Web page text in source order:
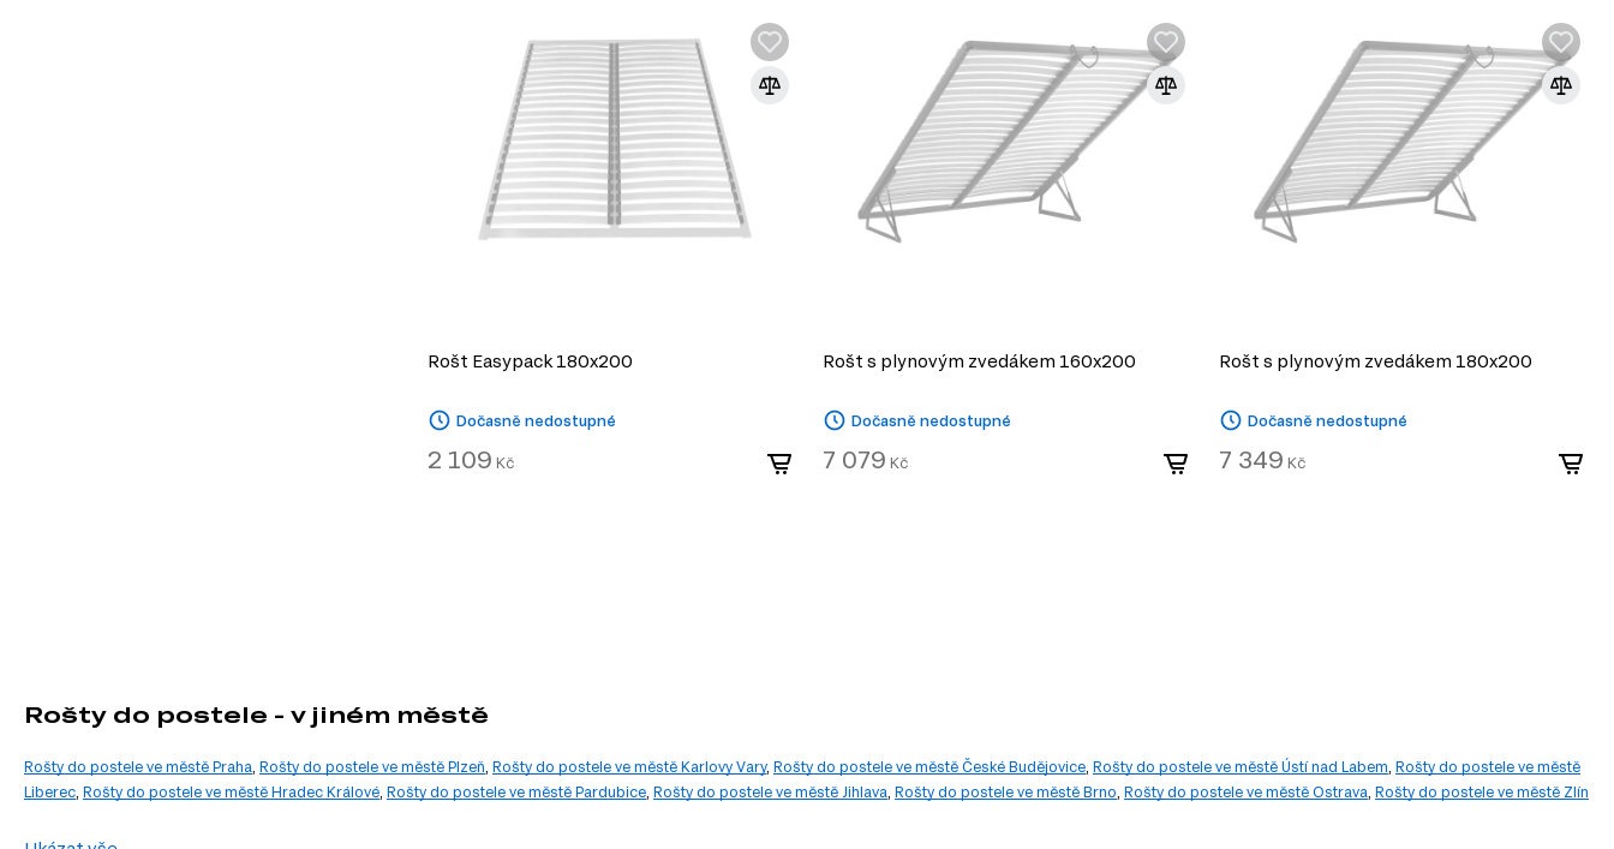
Rošt Easypack 180x200
Dočasně nedostupné
2 109 Kč
Rošt s plynovým zvedákem 160x200
Dočasně nedostupné
7 079 Kč
Rošt s plynovým zvedákem 180x200
Dočasně nedostupné
7 349 Kč
Rošty do postele - v jiném městě
Rošty do postele ve městě Praha Rošty do postele ve městě Plzeň Rošty do postele ve městě Karlovy Vary, Rošty do postele ve městě České Budějovice Rošty do postele ve městě Ústí nad Labem Rošty do postele ve městě
Liberec Rošty do postele ve městě Hradec Králové Rošty do postele ve městě Pardubice Rošty do postele ve městě Jihlava Rošty do postele ve městě Brno Rošty do postele ve městě Ostrava Rošty do postele ve městě Zlín